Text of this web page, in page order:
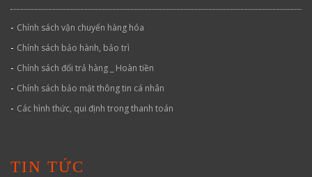
- Chính sách vận chuyển hàng hóa
- Chính sách bảo hành, bảo trì
- Chính sách đổi trả hàng _ Hoàn tiền
- Chính sách bảo mật thông tin cá nhân
- Các hình thức, qui định trong thanh toán
TIN TỨC